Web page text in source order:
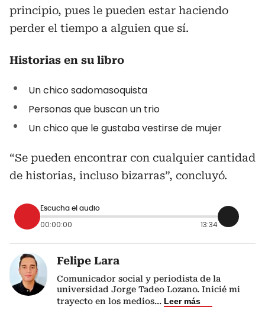
principio, pues le pueden estar haciendo
perder el tiempo a alguien que sí.
Historias en su libro
Un chico sadomasoquista
Personas que buscan un trio
Un chico que le gustaba vestirse de mujer
“Se pueden encontrar con cualquier cantidad
de historias, incluso bizarras”, concluyó.
Escucha el audio
00:00:00 13:34
Felipe Lara
Comunicador social y periodista de la
universidad Jorge Tadeo Lozano. Inicié mi
trayecto en los medios... Leer más